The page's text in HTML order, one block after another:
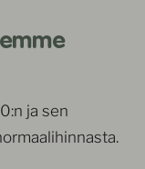
ja sen